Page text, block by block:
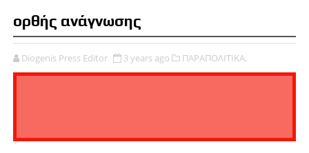
ορθής ανάγνωσης
Diogenis Press Editor 3 years ago ΠΑΡΑΠΟΛΙΤΙΚΑ,